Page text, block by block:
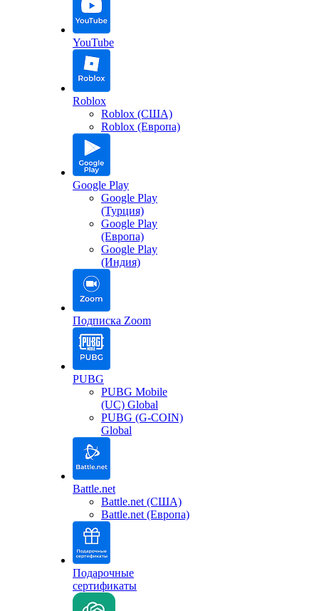
YouTube
Roblox
Roblox (США)
Roblox (Европа)
Google Play
Google Play
(Турция)
Google Play
(Европа)
Google Play
(Индия)
Подписка Zoom
PUBG
PUBG Mobile
(UC) Global
PUBG (G-COIN)
Global
Battle.net
Battle.net (США)
Battle.net (Европа)
Подарочные
сертификаты